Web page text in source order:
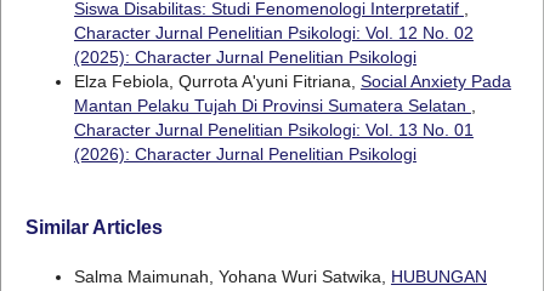
Siswa Disabilitas: Studi Fenomenologi Interpretatif ,
Character Jurnal Penelitian Psikologi: Vol. 12 No. 02
(2025): Character Jurnal Penelitian Psikologi
Elza Febiola, Qurrota A'yuni Fitriana, Social Anxiety Pada
Mantan Pelaku Tujah Di Provinsi Sumatera Selatan ,
Character Jurnal Penelitian Psikologi: Vol. 13 No. 01
(2026): Character Jurnal Penelitian Psikologi
Similar Articles
Salma Maimunah, Yohana Wuri Satwika, HUBUNGAN